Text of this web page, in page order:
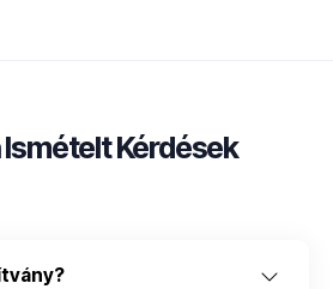
Kérdések